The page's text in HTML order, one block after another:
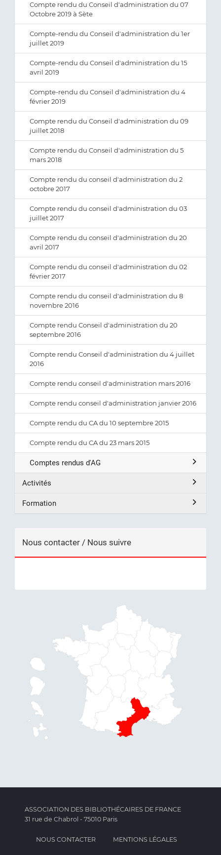
Compte rendu du Conseil d'administration du 07
Octobre 2019 à Sète
Compte-rendu du Conseil d'administration du 1er
juillet 2019
Compte-rendu du Conseil d'administration du 15
avril 2019
Compte-rendu du Conseil d'administration du 4
février 2019
Compte rendu du Conseil d'administration du 09
juillet 2018
Compte rendu du Conseil d'administration du 5
mars 2018
Compte rendu du conseil d'administration du 2
octobre 2017
Compte rendu du conseil d'administration du 03
juillet 2017
Compte rendu du conseil d'administration du 20
avril 2017
Compte rendu du conseil d'administration du 02
février 2017
Compte rendu du conseil d'administration du 8
novembre 2016
Compte rendu Conseil d'administration du 20
septembre 2016
Compte rendu Conseil d'administration du 4 juillet
2016
Compte rendu conseil d'administration mars 2016
Compte rendu conseil d'administration janvier 2016
Compte rendu du CA du 10 septembre 2015
Compte rendu du CA du 23 mars 2015
Comptes rendus d'AG
Activités
Formation
Nous contacter / Nous suivre
ASSOCIATION DES BIBLIOTHÉCAIRES DE FRANCE
31 rue de Chabrol - 75010 Paris
NOUS CONTACTER MENTIONS LÉGALES